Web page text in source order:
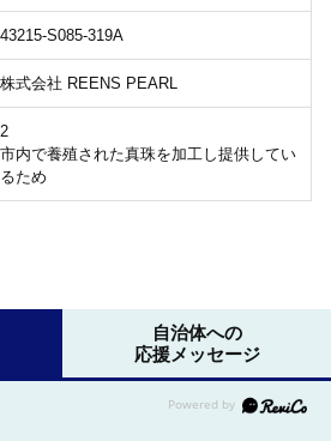
43215-S085-319A
株式会社 REENS PEARL
2
市内で養殖された真珠を加工し提供してい
るため
自治体への
応援メッセージ